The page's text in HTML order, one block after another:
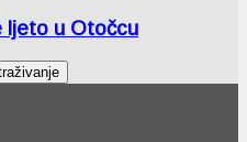
ljeto u Otočcu